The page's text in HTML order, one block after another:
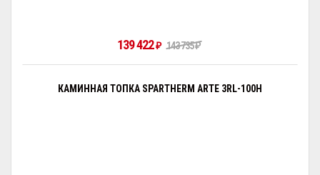
139 422 ₽ 143 735₽
КАМИННАЯ ТОПКА SPARTHERM ARTE 3RL-100H